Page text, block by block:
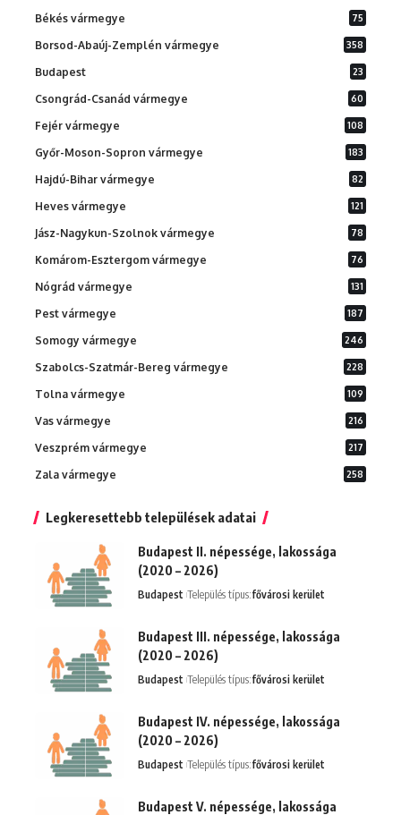
Békés vármegye 75
Borsod-Abaúj-Zemplén vármegye 358
Budapest 23
Csongrád-Csanád vármegye 60
Fejér vármegye 108
Győr-Moson-Sopron vármegye 183
Hajdú-Bihar vármegye 82
Heves vármegye 121
Jász-Nagykun-Szolnok vármegye 78
Komárom-Esztergom vármegye 76
Nógrád vármegye 131
Pest vármegye 187
Somogy vármegye 246
Szabolcs-Szatmár-Bereg vármegye 228
Tolna vármegye 109
Vas vármegye 216
Veszprém vármegye 217
Zala vármegye 258
Legkeresettebb települések adatai
Budapest II. népessége, lakossága
(2020 – 2026)
Budapest Település típus:fővárosi kerület
Budapest III. népessége, lakossága
(2020 – 2026)
Budapest Település típus:fővárosi kerület
Budapest IV. népessége, lakossága
(2020 – 2026)
Budapest Település típus:fővárosi kerület
Budapest V. népessége, lakossága